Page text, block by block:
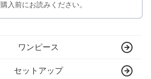
入前にお読みください。
ワンピース
セットアップ